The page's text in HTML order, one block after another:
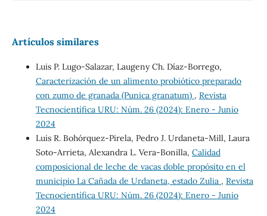
Artículos similares
Luis P. Lugo-Salazar, Laugeny Ch. Díaz-Borrego,
Caracterización de un alimento probiótico preparado
con zumo de granada (Punica granatum) , Revista
Tecnocientífica URU: Núm. 26 (2024): Enero - Junio
2024
Luis R. Bohórquez-Pirela, Pedro J. Urdaneta-Mill, Laura
Soto-Arrieta, Alexandra L. Vera-Bonilla, Calidad
composicional de leche de vacas doble propósito en el
municipio La Cañada de Urdaneta, estado Zulia , Revista
Tecnocientífica URU: Núm. 26 (2024): Enero - Junio
2024